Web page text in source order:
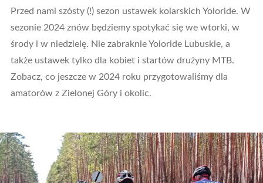
Przed nami szósty (!) sezon ustawek kolarskich Yoloride. W
sezonie 2024 znów będziemy spotykać się we wtorki, w
środy i w niedzielę. Nie zabraknie Yoloride Lubuskie, a
także ustawek tylko dla kobiet i startów drużyny MTB.
Zobacz, co jeszcze w 2024 roku przygotowaliśmy dla
amatorów z Zielonej Góry i okolic.